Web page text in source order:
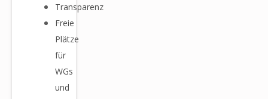
Transparenz
Freie
Plätze
für
WGs
und